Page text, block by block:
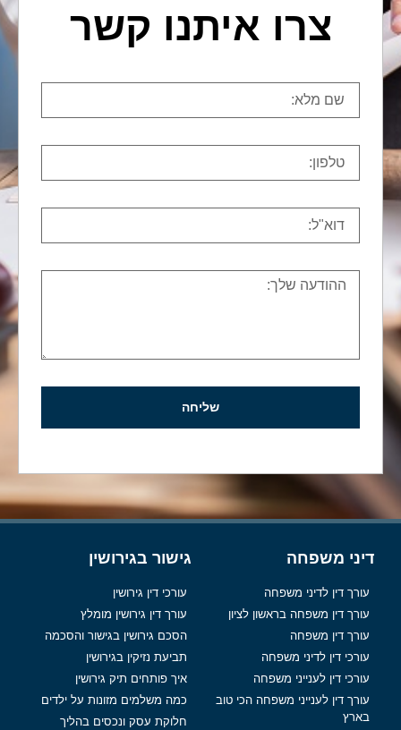
צרו איתנו קשר
משפחה
דין לדיני משפחה
דין משפחה בראשון לציון
דין משפחה
דין לדיני משפחה
דין לענייני משפחה
דין לענייני משפחה הכי טוב
גישור בגירושין
עורכי דין גירושין
עורך דין גירושין מומלץ
הסכם גירושין בגישור והסכמה
תביעת נזיקין בגירושין
איך פותחים תיק גירושין
כמה משלמים מזונות על ילדים
חלוקת עסק ונכסים בהליך